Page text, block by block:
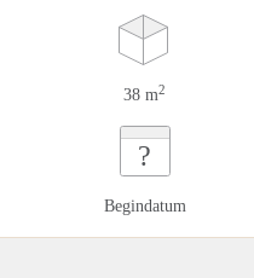
38 m2
?
Begindatum